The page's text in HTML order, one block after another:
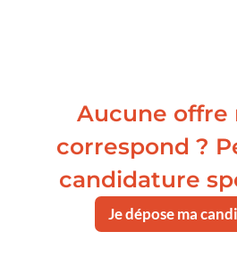
Aucune offre
correspond ?
candidature
Je dépose ma